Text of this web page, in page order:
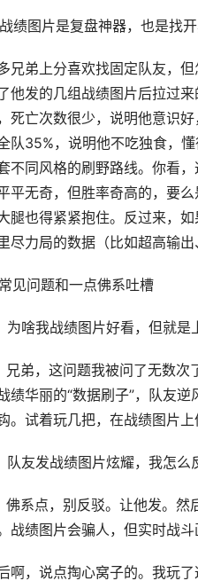
绩图片是复盘神器，也是找
兄弟上分喜欢找固定队友，
他发的几组战绩图片后拉过
死亡次数很少，说明他意识好
队35%，说明他不吃独食，
不同风格的刷野路线。你看
平无奇，但胜率奇高的，要
腿也得紧紧抱住。反过来，
尽力局的数据（比如超高输
见问题和一点佛系吐槽
为啥我战绩图片好看，但就是
兄弟，这问题我被问了无数次
绩华丽的“数据刷子”，队友
。试着玩几把，在战绩图片上
队友发战绩图片炫耀，我怎么
佛系点，别反驳。让他发。然
战绩图片会骗人，但实时战
啊，说点掏心窝子的。我玩